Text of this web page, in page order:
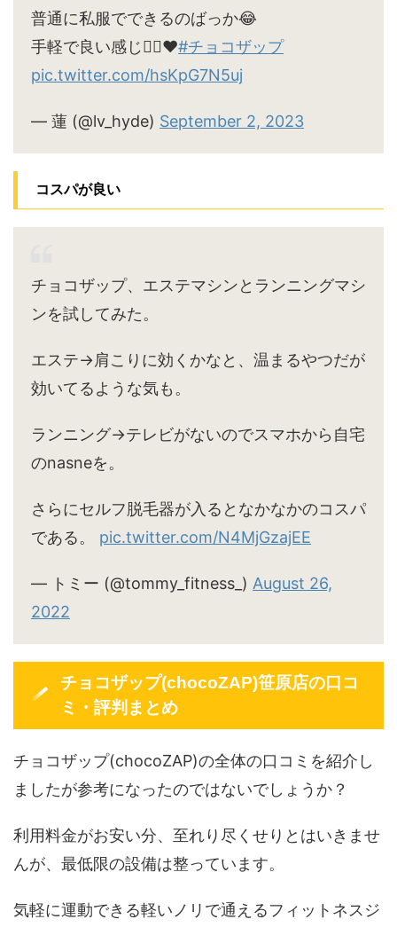
普通に私服でできるのばっか😂
手軽で良い感じ🙆‍♀️♥#チョコザップ
pic.twitter.com/hsKpG7N5uj
— 蓮 (@lv_hyde) September 2, 2023
コスパが良い
チョコザップ、エステマシンとランニングマシ
ンを試してみた。
エステ→肩こりに効くかなと、温まるやつだが
効いてるような気も。
ランニング→テレビがないのでスマホから自宅
のnasneを。
さらにセルフ脱毛器が入るとなかなかのコスパ
である。 pic.twitter.com/N4MjGzajEE
— トミー (@tommy_fitness_) August 26,
2022
チョコザップ(chocoZAP)笹原店の口コ
ミ・評判まとめ
チョコザップ(chocoZAP)の全体の口コミを紹介し
ましたが参考になったのではないでしょうか？
利用料金がお安い分、至れり尽くせりとはいきませ
んが、最低限の設備は整っています。
気軽に運動できる軽いノリで通えるフィットネスジ